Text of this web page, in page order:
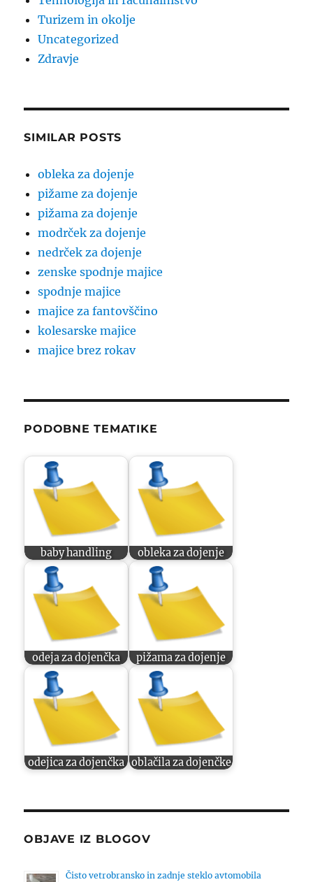
Turizem in okolje
Uncategorized
Zdravje
SIMILAR POSTS
obleka za dojenje
pižame za dojenje
pižama za dojenje
modrček za dojenje
nedrček za dojenje
zenske spodnje majice
spodnje majice
majice za fantovščino
kolesarske majice
majice brez rokav
PODOBNE TEMATIKE
baby handling obleka za dojenje
odeja za dojenčka pižama za dojenje
odejica za dojenčka oblačila za dojenčke
OBJAVE IZ BLOGOV
Čisto vetrobransko in zadnje steklo avtomobila